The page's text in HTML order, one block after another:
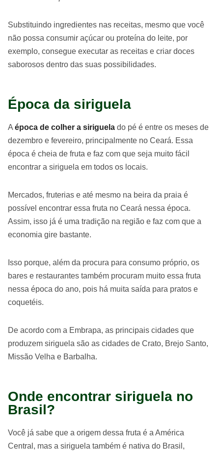
Substituindo ingredientes nas receitas, mesmo que você
não possa consumir açúcar ou proteína do leite, por
exemplo, consegue executar as receitas e criar doces
saborosos dentro das suas possibilidades.
Época da siriguela
A época de colher a siriguela do pé é entre os meses de
dezembro e fevereiro, principalmente no Ceará. Essa
época é cheia de fruta e faz com que seja muito fácil
encontrar a siriguela em todos os locais.
Mercados, fruterias e até mesmo na beira da praia é
possível encontrar essa fruta no Ceará nessa época.
Assim, isso já é uma tradição na região e faz com que a
economia gire bastante.
Isso porque, além da procura para consumo próprio, os
bares e restaurantes também procuram muito essa fruta
nessa época do ano, pois há muita saída para pratos e
coquetéis.
De acordo com a Embrapa, as principais cidades que
produzem siriguela são as cidades de Crato, Brejo Santo,
Missão Velha e Barbalha.
Onde encontrar siriguela no
Brasil?
Você já sabe que a origem dessa fruta é a América
Central, mas a siriguela também é nativa do Brasil,